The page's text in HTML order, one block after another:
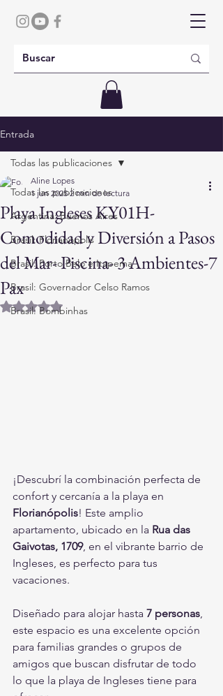
Entrada
Todas las publicaciones
Argentina: Buenos Aires
Brasil: Florianópolis
Brasil: Porto Belo e Itapema
Brasil: Governador Celso Ramos
Brasil: Bombinhas
Todas las publicaciones
Playa Ingleses KY01H-
Comodidad y Diversión a Pasos
del Mar- Piscina- 3 Ambientes-7
Pax
Aline Lopes
1 jun 2025 2 min de lectura
Obtuvo NaN de 5 estrellas.
¡Descubrí la combinación perfecta de
confort y cercanía a la playa en
Florianópolis! Este amplio
apartamento, ubicado en la Rua das
Gaivotas, 1709, en el vibrante barrio de
Ingleses, es perfecto para tus
vacaciones.
Diseñado para alojar hasta 7 personas
este espacio es una excelente opción
para familias grandes o grupos de
amigos que buscan disfrutar de todo
lo que la playa de Ingleses tiene para